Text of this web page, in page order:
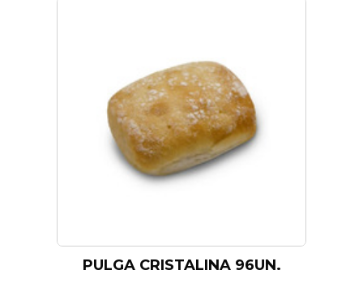
PULGA CRISTALINA 96UN.